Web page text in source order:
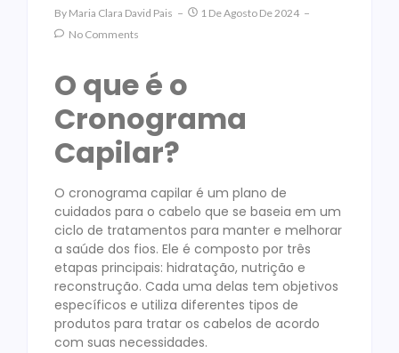
By Maria Clara David Pais
1 De Agosto De 2024
No Comments
O que é o
Cronograma
Capilar?
O cronograma capilar é um plano de
cuidados para o cabelo que se baseia em um
ciclo de tratamentos para manter e melhorar
a saúde dos fios. Ele é composto por três
etapas principais: hidratação, nutrição e
reconstrução. Cada uma delas tem objetivos
específicos e utiliza diferentes tipos de
produtos para tratar os cabelos de acordo
com suas necessidades.